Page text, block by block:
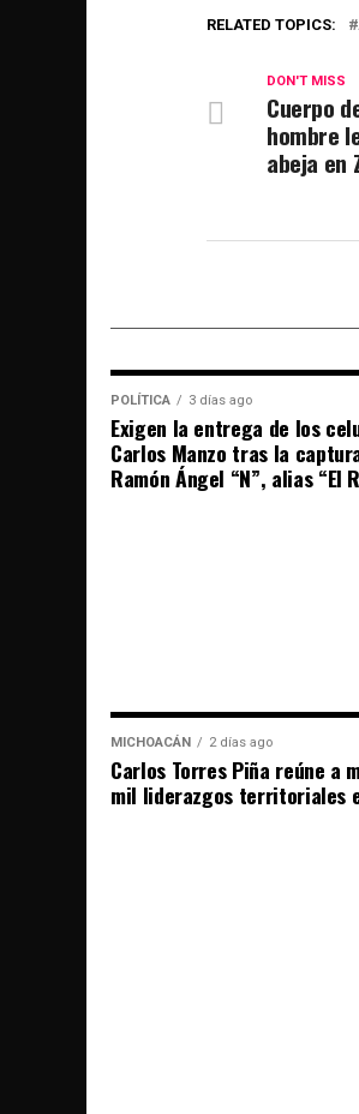
RELATED TOPICS:
DON'T MISS
Cuerpo
hombre
abeja en
POLÍTICA 3 días ago
Exigen la entrega de los
Carlos Manzo tras la
Ramón Ángel “N”, alias “El
MICHOACÁN 2 días ago
Carlos Torres Piña reúne a
mil liderazgos territoriales